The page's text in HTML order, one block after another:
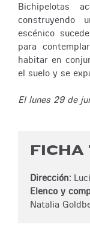
Bichipelotas
construyendo
escénico
para
habitar en
el suelo y se
El lunes 29 de
FICHA
Dirección:
Elenco y
Natalia